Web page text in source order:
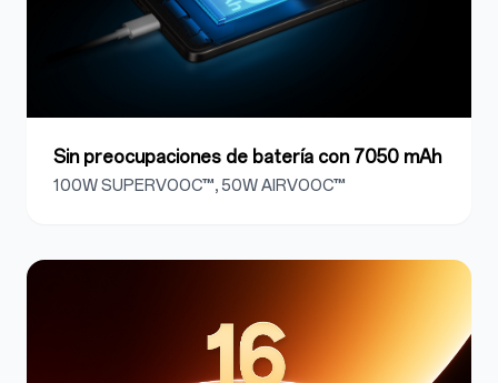
Sin preocupaciones de batería con 7050 mAh
100W SUPERVOOC™, 50W AIRVOOC™